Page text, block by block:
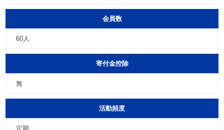
会員数
60人
寄付金控除
無
活動頻度
定期